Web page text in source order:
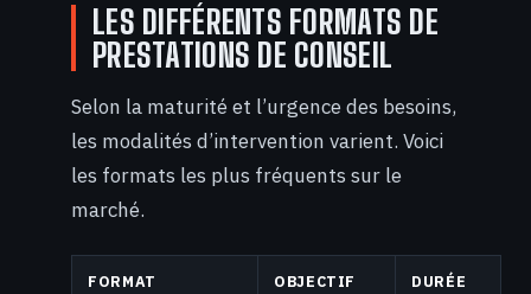
LES DIFFÉRENTS FORMATS DE
PRESTATIONS DE CONSEIL
Selon la maturité et l’urgence des besoins,
les modalités d’intervention varient. Voici
les formats les plus fréquents sur le
marché.
FORMAT
OBJECTIF
DURÉE